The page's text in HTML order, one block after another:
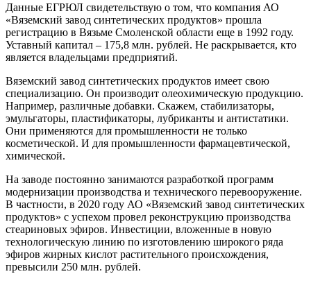
Данные ЕГРЮЛ свидетельствую о том, что компания АО
«Вяземский завод синтетических продуктов» прошла
регистрацию в Вязьме Смоленской области еще в 1992 году.
Уставный капитал – 175,8 млн. рублей. Не раскрывается, кто
является владельцами предприятий.
Вяземский завод синтетических продуктов имеет свою
специализацию. Он производит олеохимическую продукцию.
Например, различные добавки. Скажем, стабилизаторы,
эмульгаторы, пластификаторы, лубриканты и антистатики.
Они применяются для промышленности не только
косметической. И для промышленности фармацевтической,
химической.
На заводе постоянно занимаются разработкой программ
модернизации производства и технического перевооружение.
В частности, в 2020 году АО «Вяземский завод синтетических
продуктов» с успехом провел реконструкцию производства
стеариновых эфиров. Инвестиции, вложенные в новую
технологическую линию по изготовлению широкого ряда
эфиров жирных кислот растительного происхождения,
превысили 250 млн. рублей.